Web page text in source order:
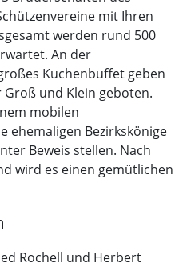
mit Ihren
werden rund 500
An der
Kuchenbuffet geben
und Klein geboten.
mobilen
ehemaligen Bezirkskönige
Beweis stellen. Nach
wird es einen gemütlichen
Rochell und Herbert